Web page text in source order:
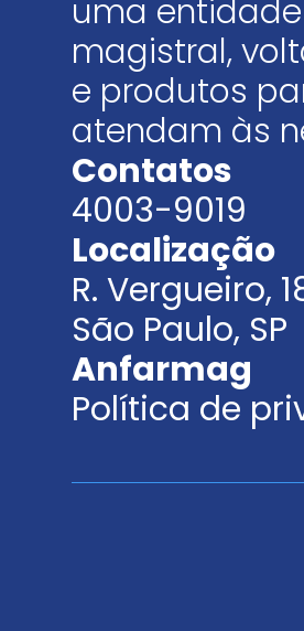
uma
magistral,
e produtos
atendam às
Contatos
4003-9019
Localização
R. Vergueiro,
São Paulo, SP
Anfarmag
Política de